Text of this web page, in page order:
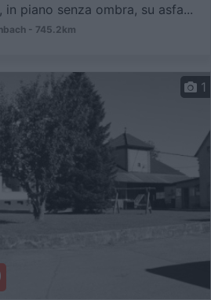
piano senza ombra, su asfa...
- 745.2km
1